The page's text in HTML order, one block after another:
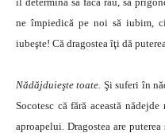
ne împiedică pe noi să iubim,
iubeşte! Că dragostea îţi dă
Nădăjduieşte toate. Şi suferi în
Socotesc că fără această
aproapelui. Dragostea are